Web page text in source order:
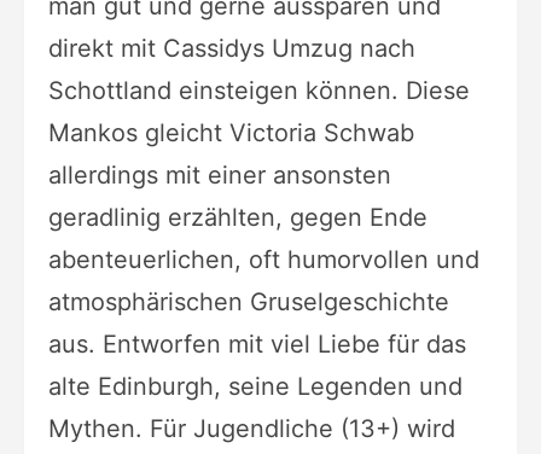
man gut und gerne aussparen und
direkt mit Cassidys Umzug nach
Schottland einsteigen können. Diese
Mankos gleicht Victoria Schwab
allerdings mit einer ansonsten
geradlinig erzählten, gegen Ende
abenteuerlichen, oft humorvollen und
atmosphärischen Gruselgeschichte
aus. Entworfen mit viel Liebe für das
alte Edinburgh, seine Legenden und
Mythen. Für Jugendliche (13+) wird